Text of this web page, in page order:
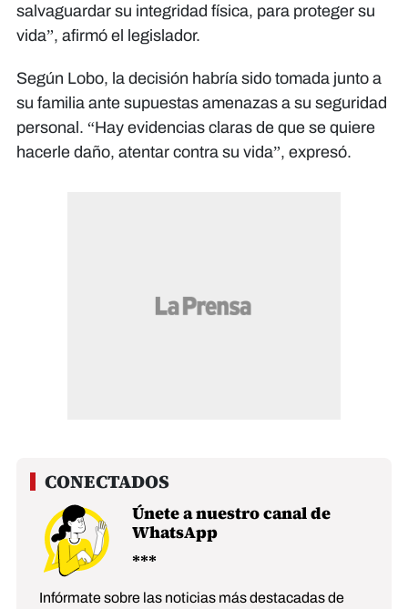
salvaguardar su integridad física, para proteger su
vida”, afirmó el legislador.
Según Lobo, la decisión habría sido tomada junto a
su familia ante supuestas amenazas a su seguridad
personal. “Hay evidencias claras de que se quiere
hacerle daño, atentar contra su vida”, expresó.
Únete a nuestro canal de
WhatsApp
Infórmate sobre las noticias más destacadas de